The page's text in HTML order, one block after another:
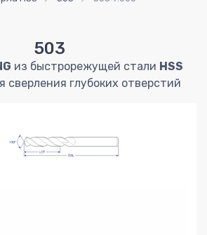
503
из быстрорежущей стали HSS
сверления глубоких отверстий